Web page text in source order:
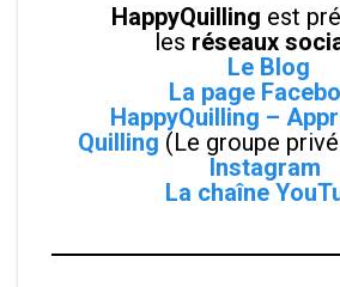
HappyQuilling est
les réseaux
Le Blog
La page
HappyQuilling –
Quilling (Le groupe
Instagram
La chaîne